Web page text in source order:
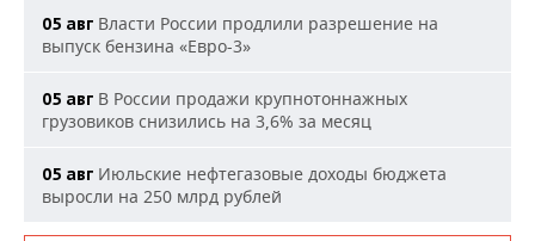
05 авг Власти России продлили разрешение на
выпуск бензина «Евро-3»
05 авг В России продажи крупнотоннажных
грузовиков снизились на 3,6% за месяц
05 авг Июльские нефтегазовые доходы бюджета
выросли на 250 млрд рублей